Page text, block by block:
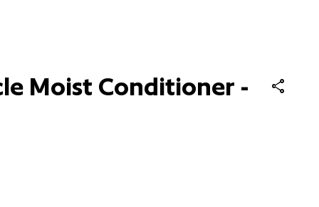
Moist Conditioner -
share